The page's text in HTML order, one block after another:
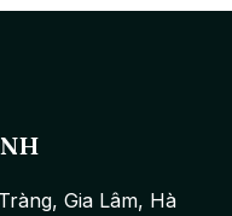
Gia Lâm, Hà